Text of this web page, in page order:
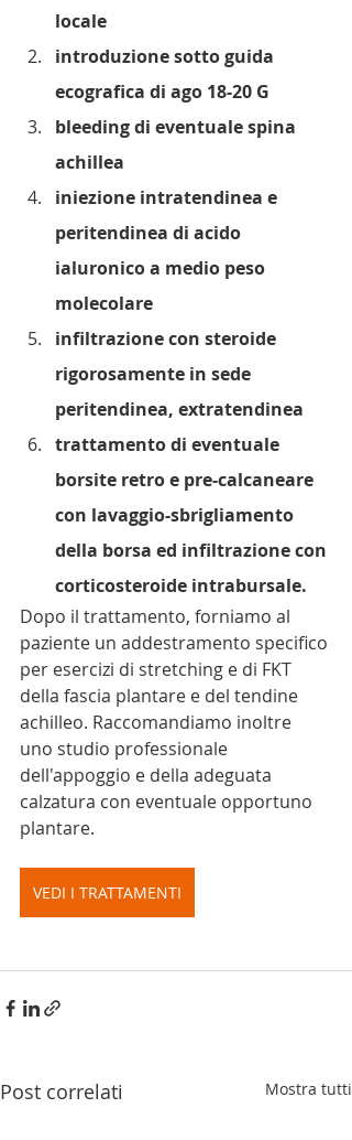
locale
introduzione sotto guida
ecografica di ago 18-20 G
bleeding di eventuale spina
achillea
iniezione intratendinea e
peritendinea di acido
ialuronico a medio peso
molecolare
infiltrazione con steroide
rigorosamente in sede
peritendinea, extratendinea
trattamento di eventuale
borsite retro e pre-calcaneare
con lavaggio-sbrigliamento
della borsa ed infiltrazione con
corticosteroide intrabursale.
Dopo il trattamento, forniamo al
paziente un addestramento specifico
per esercizi di stretching e di FKT
della fascia plantare e del tendine
achilleo. Raccomandiamo inoltre
uno studio professionale
dell'appoggio e della adeguata
calzatura con eventuale opportuno
plantare.
VEDI I TRATTAMENTI
Post correlati Mostra tutti